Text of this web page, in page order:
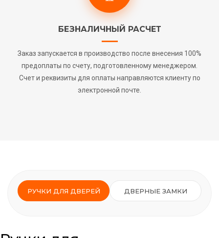
БЕЗНАЛИЧНЫЙ РАСЧЕТ
Заказ запускается в производство после внесения 100%
предоплаты по счету, подготовленному менеджером.
Счет и реквизиты для оплаты направляются клиенту по
электронной почте.
РУЧКИ ДЛЯ ДВЕРЕЙ ДВЕРНЫЕ ЗАМКИ